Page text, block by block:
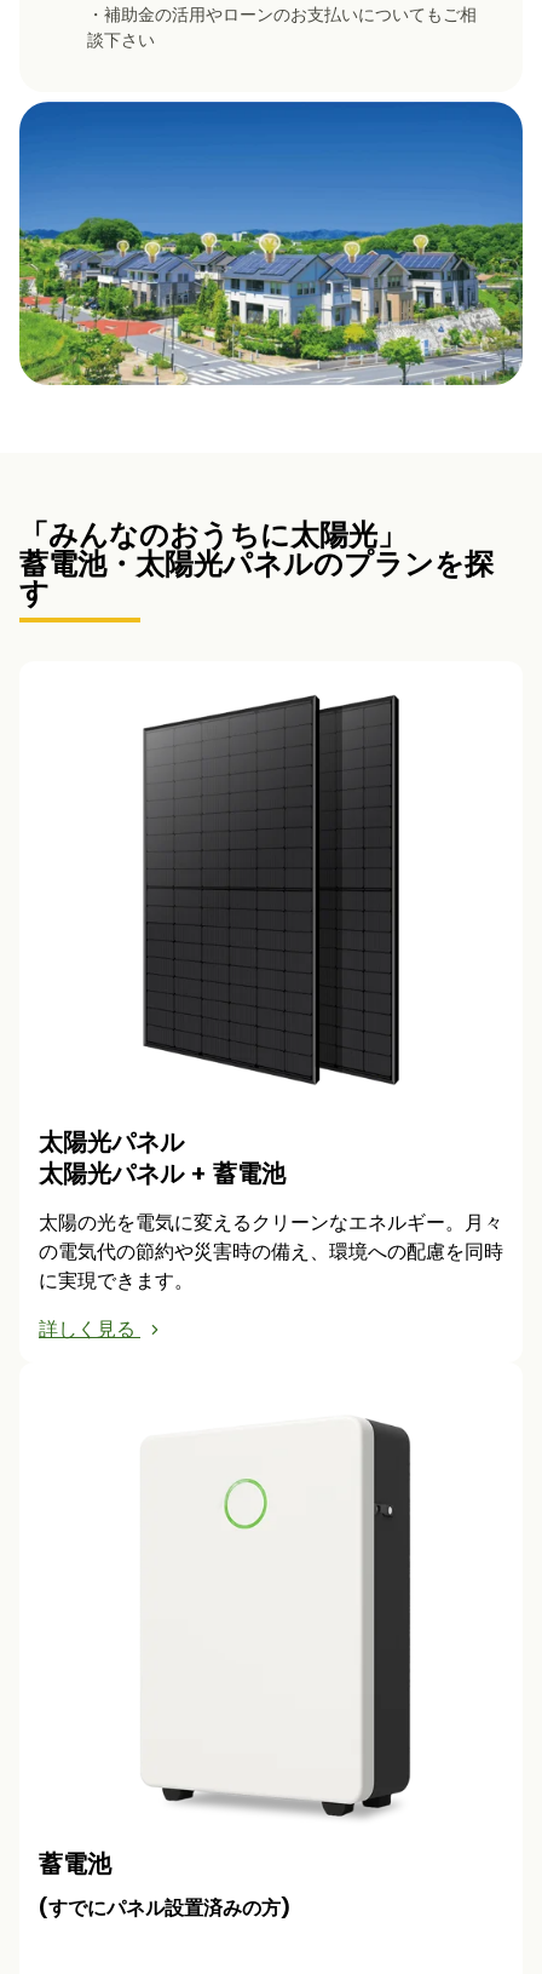
・補助金の活用やローンのお支払いについてもご相
談下さい
「みんなのおうちに太陽光」
蓄電池・太陽光パネルのプランを探
す
太陽光パネル
太陽光パネル + 蓄電池
太陽の光を電気に変えるクリーンなエネルギー。月々
の電気代の節約や災害時の備え、環境への配慮を同時
に実現できます。
詳しく見る
蓄電池
(すでにパネル設置済みの方)